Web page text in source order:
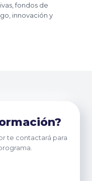
fondos de
innovación y
te contactará para